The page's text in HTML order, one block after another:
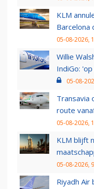
KLM
Barcelona
05-08-2026,
Willie
IndiGo:
05-08-
Transavia
route
05-08-2026,
KLM blijft
05-08-2026,
Riyadh